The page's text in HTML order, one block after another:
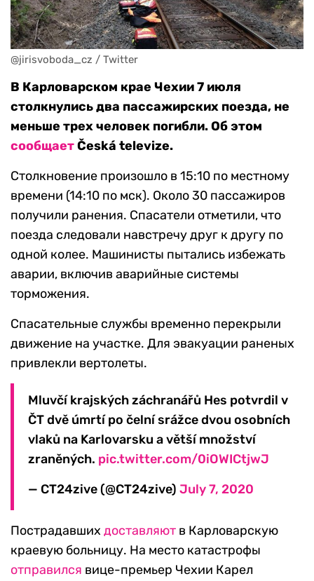
@jirisvoboda_cz / Twitter
В Карловарском крае Чехии 7 июля
столкнулись два пассажирских поезда, не
меньше трех человек погибли. Об этом
сообщаетČeská televize.
Столкновение произошло в 15:10 по местному
времени (14:10 по мск). Около 30 пассажиров
получили ранения. Спасатели отметили, что
поезда следовали навстречу друг к другу по
одной колее. Машинисты пытались избежать
аварии, включив аварийные системы
торможения.
Спасательные службы временно перекрыли
движение на участке. Для эвакуации раненых
привлекли вертолеты.
Mluvčí krajských záchranářů Hes potvrdil v
ČT dvě úmrtí po čelní srážce dvou osobních
vlaků na Karlovarsku a větší množství
zraněných. pic.twitter.com/0iOWICtjwJ
— CT24zive (@CT24zive) July 7, 2020
Пострадавших доставляют в Карловарскую
краевую больницу. На место катастрофы
отправился вице-премьер Чехии Карел